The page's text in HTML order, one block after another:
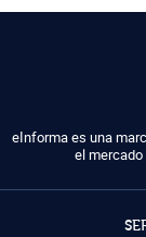
eInforma es una
el